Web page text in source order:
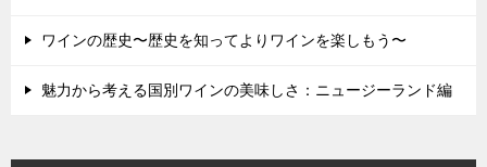
ワインの歴史〜歴史を知ってよりワインを楽しもう〜
魅力から考える国別ワインの美味しさ：ニュージーランド編